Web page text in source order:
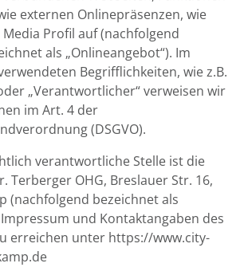
externen Onlinepräsenzen, wie
Media Profil auf (nachfolgend
als „Onlineangebot“). Im
Begrifflichkeiten, wie z.B.
„Verantwortlicher“ verweisen wir
im Art. 4 der
(DSGVO).
verantwortliche Stelle ist die
Terberger OHG, Breslauer Str. 16,
(nachfolgend bezeichnet als
und Kontaktangaben des
erreichen unter https://www.city-